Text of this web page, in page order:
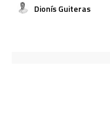
Dionís Guiteras